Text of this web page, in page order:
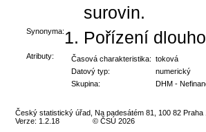
surovin.
Synonyma: Pořízení
Atributy: Časová charakteristika: toková
Datový typ:
numerický
Skupina:
DHM -
Český statistický úřad, Na padesátém 81, 100 82 Praha
Verze: 1.2.18
© ČSÚ 2026